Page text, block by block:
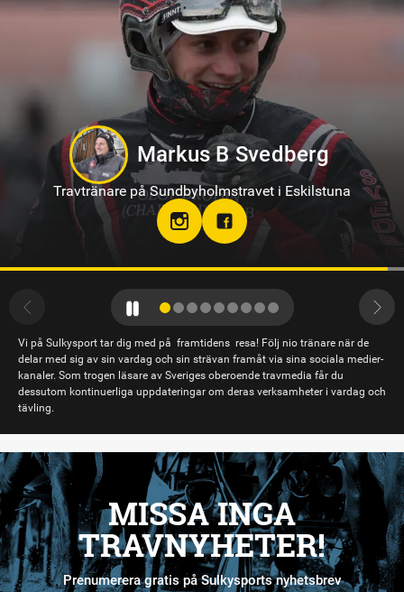
Jörgen Westholm
Travtränare på Solvalla
Vi på Sulkysport tar dig med på framtidens resa! Följ nio tränare när de
delar med sig av sin vardag och sin strävan framåt via sina sociala medier-
kanaler. Som trogen läsare av Sveriges oberoende travmedia får du
dessutom kontinuerliga uppdateringar om deras verksamheter i vardag och
tävling.
MISSA INGA
TRAVNYHETER!
Prenumerera gratis på Sulkysports nyhetsbrev